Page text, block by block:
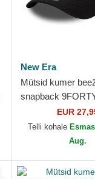
New Era
Mütsid kumer
snapback
Crown Side Script
Mets MLB New
EUR
Telli kohale
Aug.